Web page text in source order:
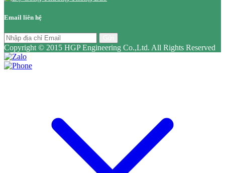
Email liên hệ
Copyright © 2015 HGP Engineering Co.,Ltd. All Rights Reserved